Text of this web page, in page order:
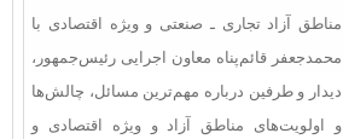
مناطق آزاد تجاری ـ صنعتی و ویژه اقتصادی با
محمدجعفر قائم‌پناه معاون اجرایی رئیس‌جمهور،
دیدار و طرفین درباره مهم‌ترین مسائل، چالش‌ها
و اولویت‌های مناطق آزاد و ویژه اقتصادی و